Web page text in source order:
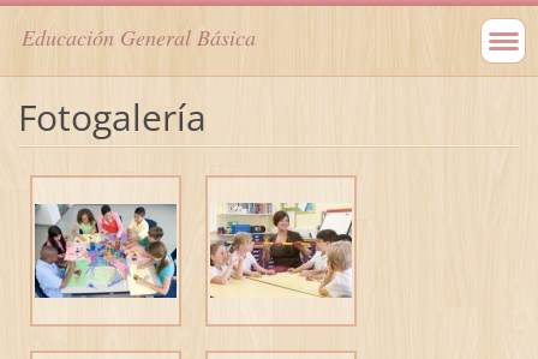
Educación General Básica
Fotogalería